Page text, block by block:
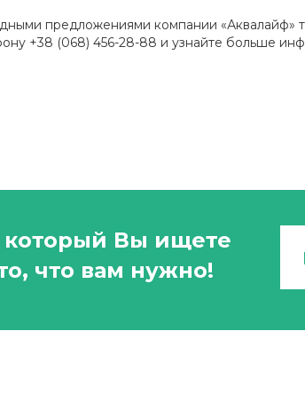
предложениями компании «Аквалайф»
+38 (068) 456-28-88 и узнайте больше
который Вы ищете
что вам нужно!